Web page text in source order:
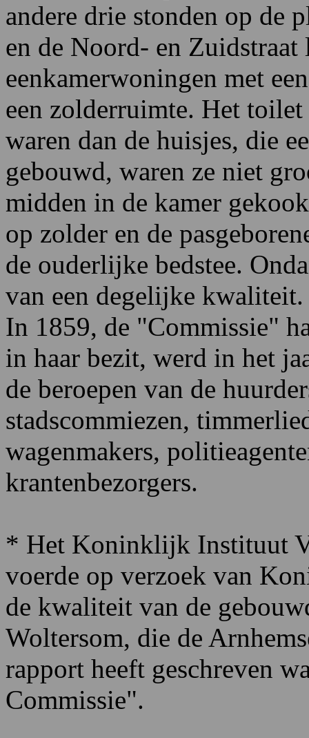
andere drie stonden op de
en de Noord- en
eenkamerwoningen met
een zolderruimte. Het
waren dan de huisjes, die
gebouwd, waren ze niet
midden in de kamer
op zolder en de
de ouderlijke bedstee.
van een degelijke kwaliteit.
In 1859, de "Commissie"
in haar bezit, werd in het
de beroepen van de
stadscommiezen,
wagenmakers,
krantenbezorgers.
* Het Koninklijk Instituut
voerde op verzoek van
de kwaliteit van de
Woltersom, die de
rapport heeft geschreven
Commissie".